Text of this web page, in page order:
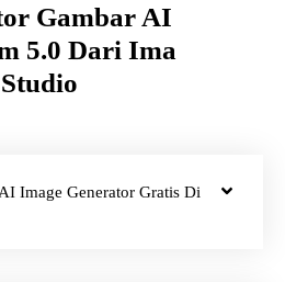
Gambar AI
5.0 Dari Ima
Studio
Image Generator Gratis Di